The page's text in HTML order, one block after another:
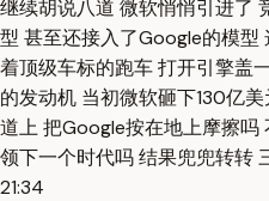
继续胡说八道 微软悄悄引进了
型 甚至还接入了Google的模型
着顶级车标的跑车 打开引擎盖
的发动机 当初微软砸下130亿
道上 把Google按在地上摩擦吗
领下一个时代吗 结果兜兜转转
21:34